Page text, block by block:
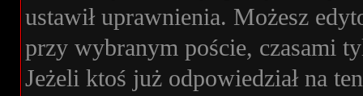
ustawił uprawnienia. Możesz
przy wybranym poście, czasami
Jeżeli ktoś już odpowiedział na